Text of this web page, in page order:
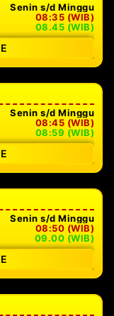
Senin s/d Minggu
08:35 (WIB)
08.45 (WIB)
Senin s/d Minggu
08:45 (WIB)
08:59 (WIB)
Senin s/d Minggu
08:50 (WIB)
09.00 (WIB)